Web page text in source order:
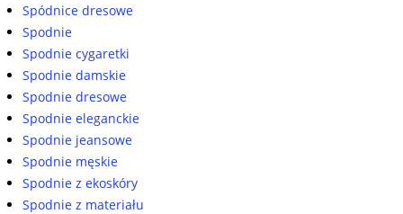
Spódnice dresowe
Spodnie
Spodnie cygaretki
Spodnie damskie
Spodnie dresowe
Spodnie eleganckie
Spodnie jeansowe
Spodnie męskie
Spodnie z ekoskóry
Spodnie z materiału